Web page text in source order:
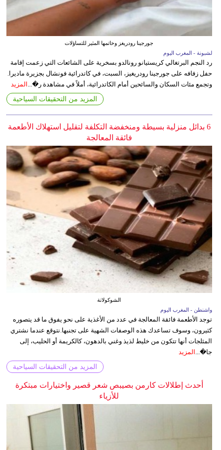
جورجينا رودريغز وخاتمها المثير للتساؤلات
لشبونة - المغرب اليوم
رد النجم البرتغالي كريستيانو رونالدو بسخرية على الشائعات التي زعمت إقامة
حفل زفافه على جورجينا رودريغيز، السبت، في كاتدرائية فونشال بجزيرة ماديرا.
وتجمع مئات السكان والسائحين أمام الكاتدرائية، أملاً في مشاهدة ر�...
المزيد
المزيد من التحقيقات السياحية
6 بدائل منزلية بسيطة ومنخفضة التكلفة لتقليل استهلاك الأطعمة
فائقة المعالجة
الشوكولاتة
واشنطن - المغرب اليوم
توجد الأطعمة فائقة المعالجة في عدد من الأغذية على نحو يفوق ما قد يتصوره
كثيرون، وسوف تساعدك هذه الوصفات الشهية على تجنبها.نتوقع عندما نشتري
المثلجات أنها تتكون من خليط لذيذ وغني بالدهون، كالكريمة أو الحليب، إلى
جا�... المزيد
المزيد من التحقيقات السياحية
أحدث إطلالات كارمن بصيبص شعر قصير واختيارات مبتكرة
للأزياء